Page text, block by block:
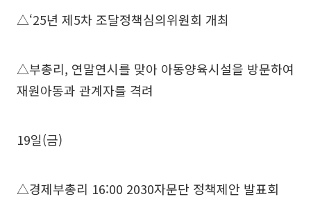
△‘25년 제5차 조달정책심의위원회 개최
△부총리, 연말연시를 맞아 아동양육시설을 방문하여
재원아동과 관계자를 격려
19일(금)
△경제부총리 16:00 2030자문단 정책제안 발표회